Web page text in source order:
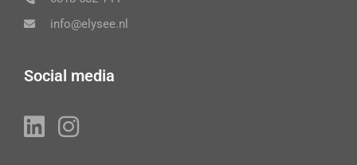
info@elysee.nl
Social media